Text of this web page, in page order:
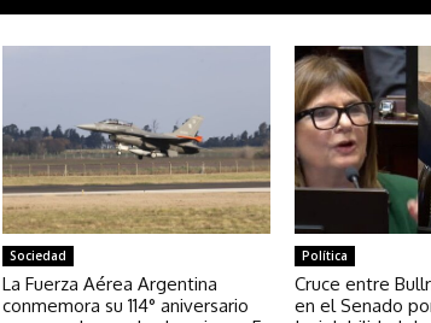
Sociedad
La Fuerza Aérea Argentina
conmemora su 114° aniversario
Política
Cruce entre
en el Senado